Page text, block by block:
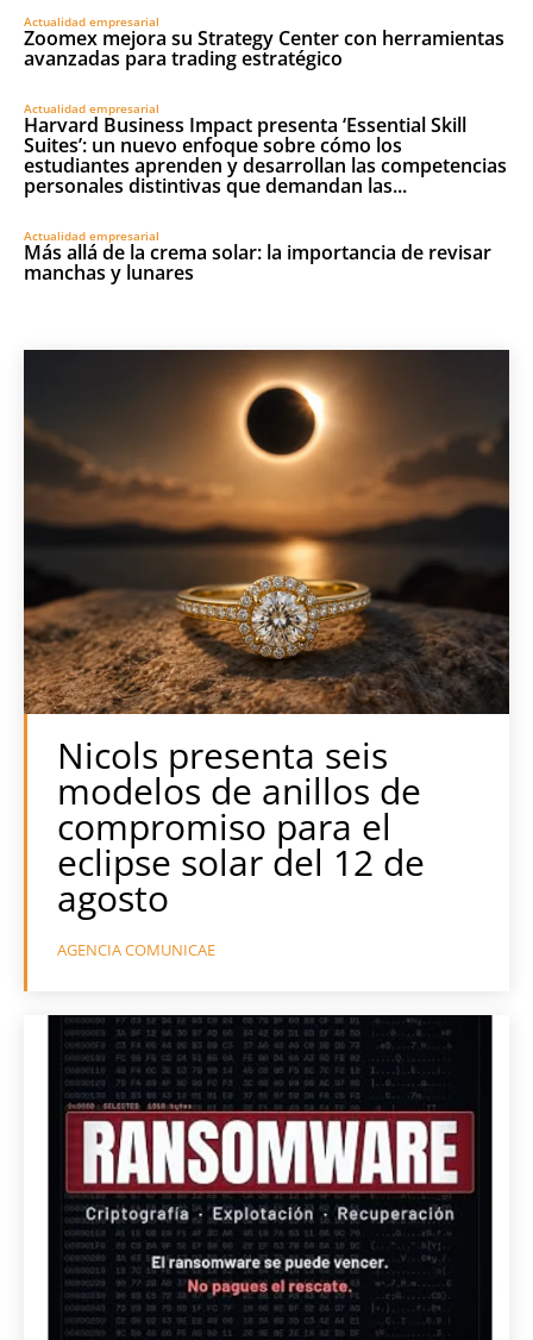
Actualidad empresarial
Zoomex mejora su Strategy Center con herramientas
avanzadas para trading estratégico
Actualidad empresarial
Harvard Business Impact presenta ‘Essential Skill
Suites’: un nuevo enfoque sobre cómo los
estudiantes aprenden y desarrollan las competencias
personales distintivas que demandan las...
Actualidad empresarial
Más allá de la crema solar: la importancia de revisar
manchas y lunares
Nicols presenta seis
modelos de anillos de
compromiso para el
eclipse solar del 12 de
agosto
AGENCIA COMUNICAE